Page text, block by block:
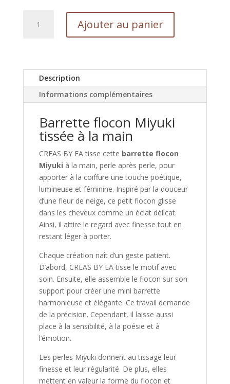
CREAS
Ajouter au panier
Description
Informations complémentaires
Barrette flocon Miyuki
tissée à la main
CREAS BY EA tisse cette barrette flocon
Miyuki à la main, perle après perle, pour
apporter à la coiffure une touche poétique,
lumineuse et féminine. Inspiré par la douceur
d’une fleur de neige, ce petit flocon glisse
dans les cheveux comme un éclat délicat.
Ainsi, il attire le regard avec finesse tout en
restant léger à porter.
Chaque création naît d’un geste patient.
D’abord, CREAS BY EA tisse le motif avec
soin. Ensuite, elle assemble le flocon sur son
support pour créer une mini barrette
harmonieuse et élégante. Ce travail demande
de la précision. Cependant, il laisse aussi
place à la sensibilité, à la poésie et à
l’émotion.
Les perles Miyuki donnent au tissage leur
finesse et leur régularité. De plus, elles
mettent en valeur la forme du flocon et